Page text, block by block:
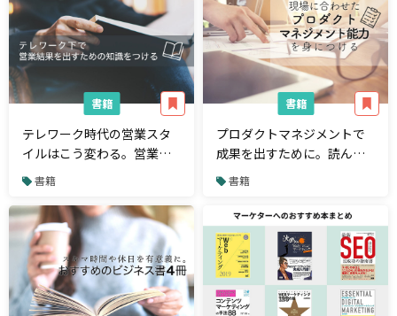
書籍
テレワーク時代の営業スタ
イルはこう変わる。営業担
当者向けおすすめ書籍4選
書籍
書籍
プロダクトマネジメントで
成果を出すために。読んで
おきたい書籍8選
書籍